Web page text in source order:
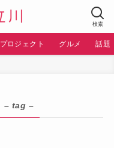
検索
プロジェクト グルメ 話題
– tag –